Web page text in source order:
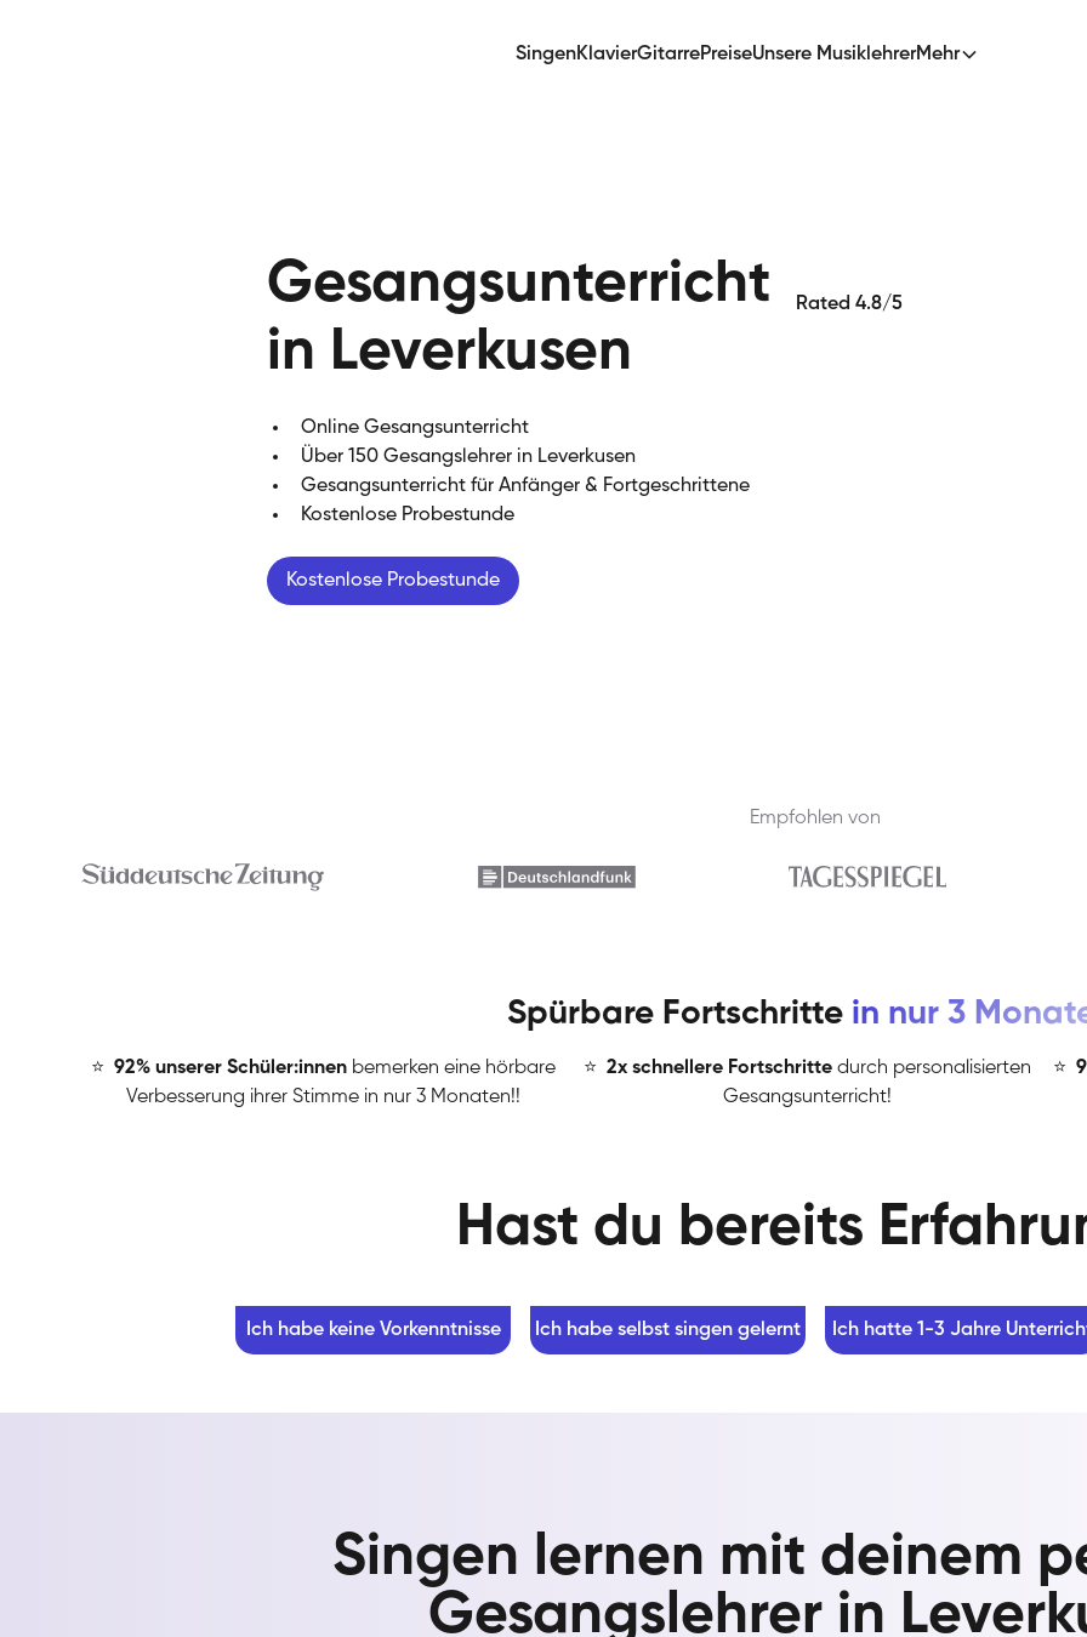
SingenKlavierGitarrePreiseUnsere MusiklehrerMehr
Gesangsunterricht
in Leverkusen
Online Gesangsunterricht
Über 150 Gesangslehrer in Leverkusen
Gesangsunterricht für Anfänger & Fortgeschrittene
Kostenlose Probestunde
Kostenlose Probestunde
Rated 4.8/5
Empfohlen von
Spürbare Fortschritte in nur 3
⭐ ️92% unserer Schüler:innen bemerken eine hörbare
Verbesserung ihrer Stimme in nur 3 Monaten!!
⭐ ️2x schnellere Fortschritte durch personalisierten
Gesangsunterricht!
⭐
Hast du bereits
Ich habe keine Vorkenntnisse Ich habe selbst singen gelernt Ich hatte 1-3 Jahre
Singen lernen mit deinem
Gesangslehrer in